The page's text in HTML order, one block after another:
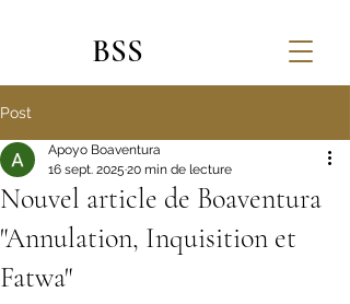
BSS
Post
Nouvel article de Boaventura
"Annulation, Inquisition et
Fatwa"
Apoyo Boaventura
16 sept. 2025 20 min de lecture